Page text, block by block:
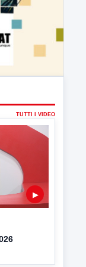
TUTTI I VIDEO
▶